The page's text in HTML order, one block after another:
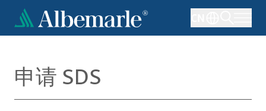
到
申请 SDS